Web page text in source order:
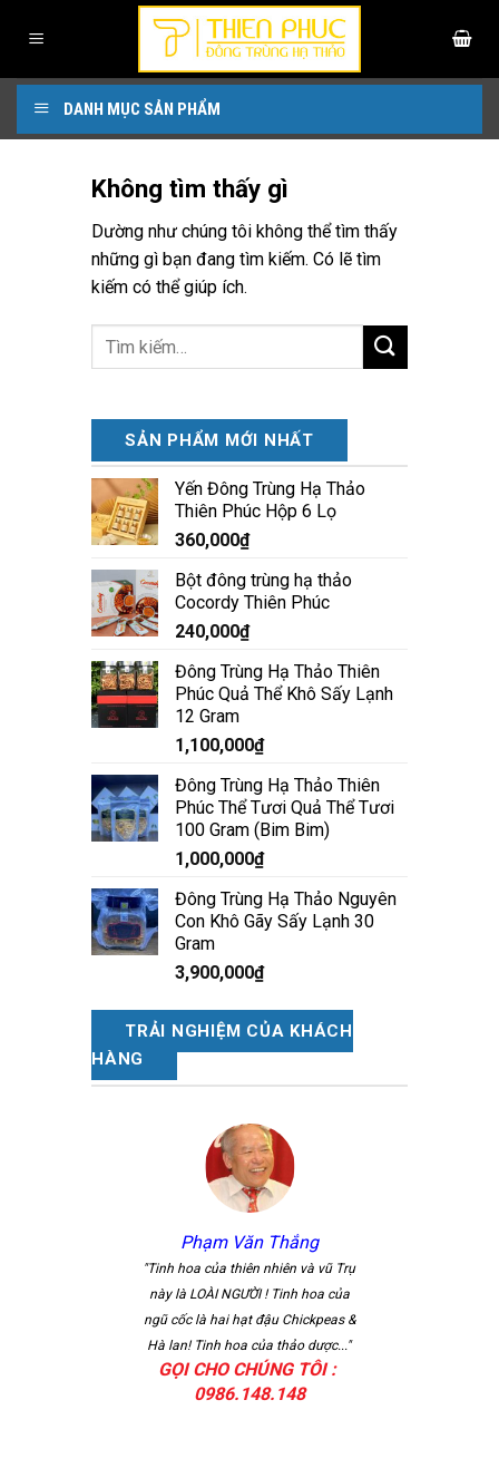
DANH MỤC SẢN PHẨM
Không tìm thấy gì
Dường như chúng tôi không thể tìm thấy
những gì bạn đang tìm kiếm. Có lẽ tìm
kiếm có thể giúp ích.
SẢN PHẨM MỚI NHẤT
Yến Đông Trùng Hạ Thảo
Thiên Phúc Hộp 6 Lọ
360,000₫
Bột đông trùng hạ thảo
Cocordy Thiên Phúc
240,000₫
Đông Trùng Hạ Thảo Thiên
Phúc Quả Thể Khô Sấy Lạnh
12 Gram
1,100,000₫
Đông Trùng Hạ Thảo Thiên
Phúc Thể Tươi Quả Thể Tươi
100 Gram (Bim Bim)
1,000,000₫
Đông Trùng Hạ Thảo Nguyên
Con Khô Gãy Sấy Lạnh 30
Gram
3,900,000₫
TRẢI NGHIỆM CỦA KHÁCH
HÀNG
Phạm Văn Thắng
"Tinh hoa của thiên nhiên và vũ Trụ
này là LOÀI NGƯỜI ! Tinh hoa của
ngũ cốc là hai hạt đậu Chickpeas &
Hà lan! Tinh hoa của thảo dược..."
GỌI CHO CHÚNG TÔI :
0986.148.148